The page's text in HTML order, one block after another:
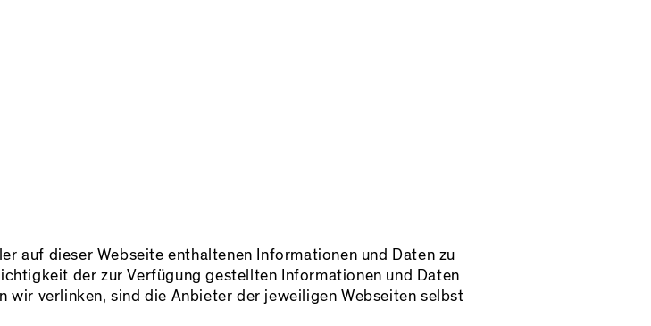
auf dieser Webseite enthaltenen Informationen und Daten zu
der zur Verfügung gestellten Informationen und Daten
wir verlinken, sind die Anbieter der jeweiligen Webseiten selbst